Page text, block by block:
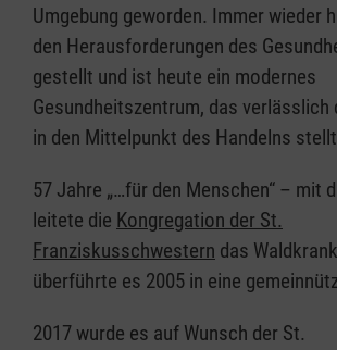
Umgebung geworden. Immer wieder
den Herausforderungen des
gestellt und ist heute ein modernes
Gesundheitszentrum, das verlässlich
in den Mittelpunkt des Handelns
57 Jahre „…für den Menschen“ – mit
leitete die Kongregation der St.
Franziskusschwestern das
überführte es 2005 in eine
2017 wurde es auf Wunsch der St.